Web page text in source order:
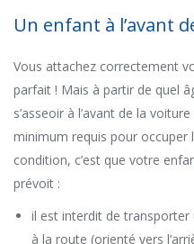
Un enfant à l’avant
Vous attachez correctement
parfait ! Mais à partir de quel
s’asseoir à l’avant de la voiture
minimum requis pour occuper
condition, c’est que votre
prévoit :
il est interdit de
à la route (orienté vers